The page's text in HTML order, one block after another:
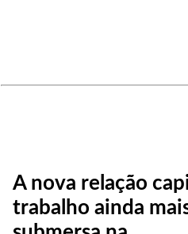
A nova relação
trabalho ainda